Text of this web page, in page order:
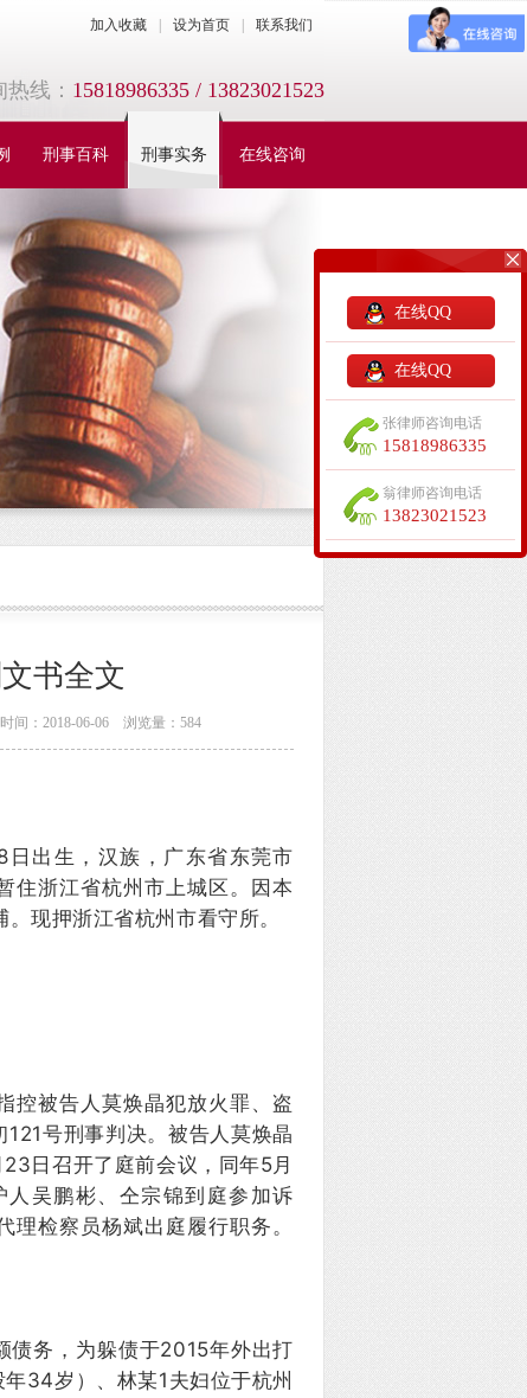
热线： 15818986335 / 13823021523
加入收藏 设为首页 联系我们
刑事百科 刑事实务 在线咨询
书全文
间：2018-06-06 浏览量： 584
出生，汉族，广东省东莞市
住浙江省杭州市上城区。因本
现押浙江省杭州市看守所。
控被告人莫焕晶犯放火罪、盗
号刑事判决。被告人莫焕晶
日召开了庭前会议，同年5月
吴鹏彬、仝宗锦到庭参加诉
检察员杨斌出庭履行职务。
债务，为躲债于2015年外出打
34岁）、林某1夫妇位于杭州
在线QQ
在线QQ
张律师咨询电话
15818986335
翁律师咨询电话
13823021523